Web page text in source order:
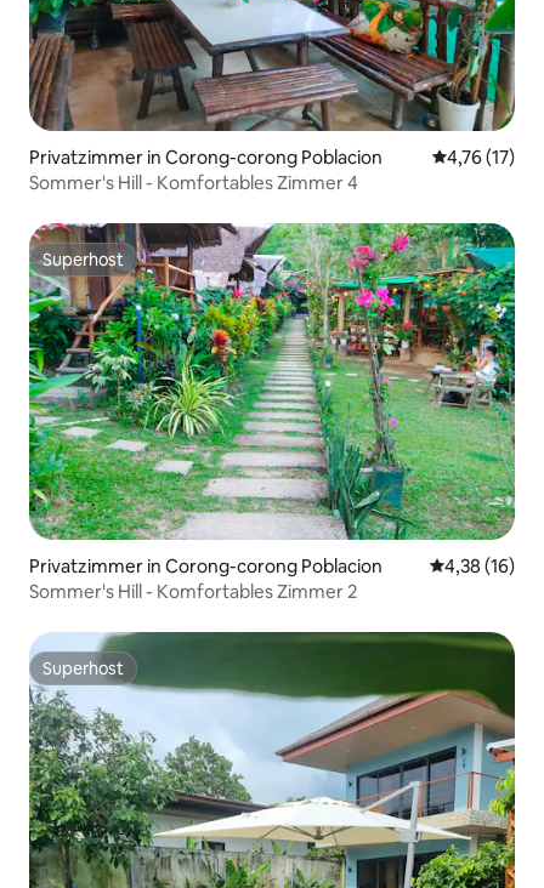
Privatzimmer in Corong-corong Poblacion
4,76 (17)
Sommer's Hill - Komfortables Zimmer 4
Superhost
Superhost
Privatzimmer in Corong-corong Poblacion
4,38 (16)
Sommer's Hill - Komfortables Zimmer 2
Superhost
Superhost